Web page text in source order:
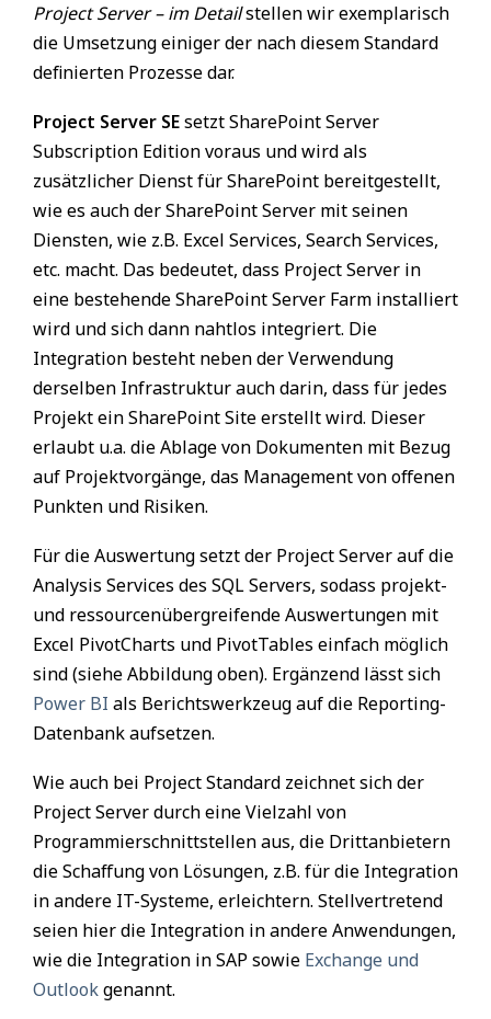
Project Server – im Detailstellen wir exemplarisch
die Umsetzung einiger der nach diesem Standard
definierten Prozesse dar.
Project Server SEsetzt SharePoint Server
Subscription Edition voraus und wird als
zusätzlicher Dienst für SharePoint bereitgestellt,
wie es auch der SharePoint Server mit seinen
Diensten, wie z.B. Excel Services, Search Services,
etc. macht. Das bedeutet, dass Project Server in
eine bestehende SharePoint Server Farm installiert
wird und sich dann nahtlos integriert. Die
Integration besteht neben der Verwendung
derselben Infrastruktur auch darin, dass für jedes
Projekt ein SharePoint Site erstellt wird. Dieser
erlaubt u.a. die Ablage von Dokumenten mit Bezug
auf Projektvorgänge, das Management von offenen
Punkten und Risiken.
Für die Auswertung setzt der Project Server auf die
Analysis Services des SQL Servers, sodass projekt-
und ressourcenübergreifende Auswertungen mit
Excel PivotCharts und PivotTables einfach möglich
sind (siehe Abbildung oben). Ergänzend lässt sich
Power BI als Berichtswerkzeug auf die Reporting-
Datenbank aufsetzen.
Wie auch bei Project Standard zeichnet sich der
Project Server durch eine Vielzahl von
Programmierschnittstellen aus, die Drittanbietern
die Schaffung von Lösungen, z.B. für die Integration
in andere IT-Systeme, erleichtern. Stellvertretend
seien hier die Integration in andere Anwendungen,
wie die Integration in SAP sowie Exchange und
Outlookgenannt.